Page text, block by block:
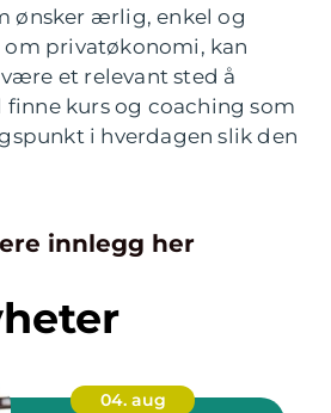
ønsker ærlig, enkel og
privatøkonomi, kan
et relevant sted å
finne kurs og coaching som
i hverdagen slik den
innlegg her
04. aug